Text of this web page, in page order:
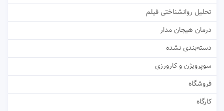
تحلیل روانشناختی فیلم
درمان هیجان مدار
دسته‌بندی نشده
سوپرویژن و کارورزی
فروشگاه
کارگاه